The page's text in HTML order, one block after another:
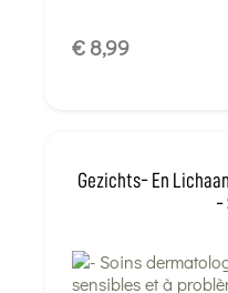
€ 8,99
Gezichts- En
-